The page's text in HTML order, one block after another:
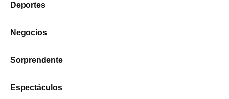
Deportes
Negocios
Sorprendente
Espectáculos